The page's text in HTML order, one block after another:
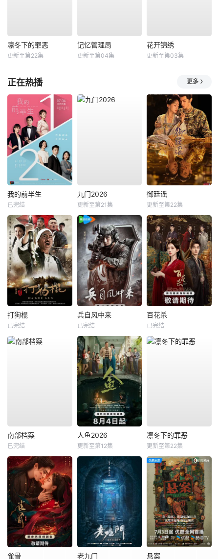
凛冬下的罪恶
更新至第22集
记忆管理局
更新至第04集
花开锦绣
更新至第03集
正在热播 更多
我的前半生
已完结
九门2026
更新至第21集
御廷谣
更新至第22集
打狗棍
已完结
兵自风中来
已完结
百花杀
已完结
南部档案
已完结
人鱼2026
更新至第12集
凛冬下的罪恶
更新至第22集
雀骨 老九门 悬案